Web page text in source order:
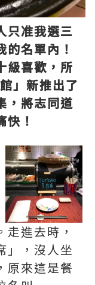
只准我選三
名單內！
級喜歡，所
」新推出了
，將志同道
！
進去時，
」，沒人坐
原來這是餐